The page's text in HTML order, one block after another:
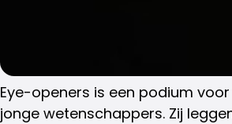
Eye-openers is een podium
jonge wetenschappers. Zij